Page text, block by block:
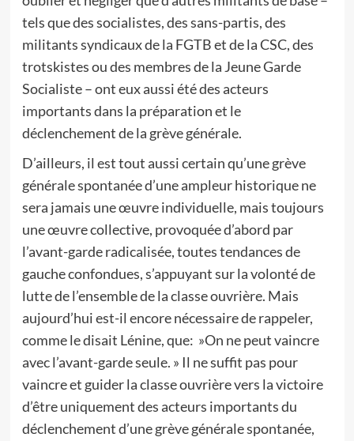
tels que des socialistes, des sans-partis, des
militants syndicaux de la FGTB et de la CSC, des
trotskistes ou des membres de la Jeune Garde
Socialiste – ont eux aussi été des acteurs
importants dans la préparation et le
déclenchement de la grève générale.
D’ailleurs, il est tout aussi certain qu’une grève
générale spontanée d’une ampleur historique ne
sera jamais une œuvre individuelle, mais toujours
une œuvre collective, provoquée d’abord par
l’avant-garde radicalisée, toutes tendances de
gauche confondues, s’appuyant sur la volonté de
lutte de l’ensemble de la classe ouvrière. Mais
aujourd’hui est-il encore nécessaire de rappeler,
comme le disait Lénine, que: »On ne peut vaincre
avec l’avant-garde seule. » Il ne suffit pas pour
vaincre et guider la classe ouvrière vers la victoire
d’être uniquement des acteurs importants du
déclenchement d’une grève générale spontanée,